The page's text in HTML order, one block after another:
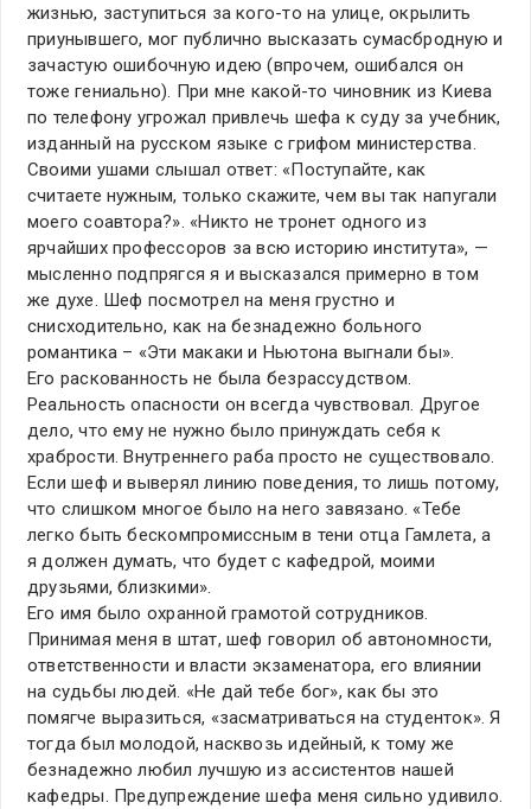
жизнью, заступиться за кого-то на улице, окрылить
приунывшего, мог публично высказать сумасбродную и
зачастую ошибочную идею (впрочем, ошибался он
тоже гениально). При мне какой-то чиновник из Киева
по телефону угрожал привлечь шефа к суду за учебник,
изданный на русском языке с грифом министерства.
Своими ушами слышал ответ: «Поступайте, как
считаете нужным, только скажите, чем вы так напугали
моего соавтора?». «Никто не тронет одного из
ярчайших профессоров за всю историю института», —
мысленно подпрягся я и высказался примерно в том
же духе. Шеф посмотрел на меня грустно и
снисходительно, как на безнадежно больного
романтика – «Эти макаки и Ньютона выгнали бы».
Его раскованность не была безрассудством.
Реальность опасности он всегда чувствовал. Другое
дело, что ему не нужно было принуждать себя к
храбрости. Внутреннего раба просто не существовало.
Если шеф и выверял линию поведения, то лишь потому,
что слишком многое было на него завязано. «Тебе
легко быть бескомпромиссным в тени отца Гамлета, а
я должен думать, что будет с кафедрой, моими
друзьями, близкими».
Его имя было охранной грамотой сотрудников.
Принимая меня в штат, шеф говорил об автономности,
ответственности и власти экзаменатора, его влиянии
на судьбы людей. «Не дай тебе бог», как бы это
помягче выразиться, «засматриваться на студенток». Я
тогда был молодой, насквозь идейный, к тому же
безнадежно любил лучшую из ассистентов нашей
кафедры. Предупреждение шефа меня сильно удивило.